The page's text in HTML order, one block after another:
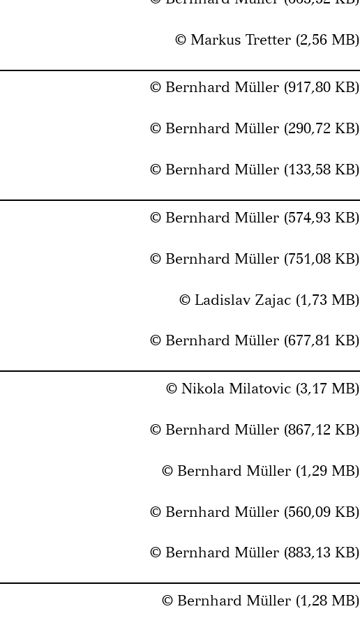
© Markus Tretter (2,56 MB)
© Bernhard Müller (917,80 KB)
© Bernhard Müller (290,72 KB)
© Bernhard Müller (133,58 KB)
© Bernhard Müller (574,93 KB)
© Bernhard Müller (751,08 KB)
© Ladislav Zajac (1,73 MB)
© Bernhard Müller (677,81 KB)
© Nikola Milatovic (3,17 MB)
© Bernhard Müller (867,12 KB)
© Bernhard Müller (1,29 MB)
© Bernhard Müller (560,09 KB)
© Bernhard Müller (883,13 KB)
© Bernhard Müller (1,28 MB)